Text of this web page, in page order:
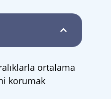
ortalama
korumak